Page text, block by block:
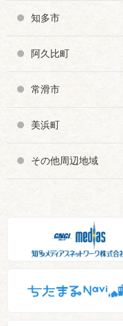
知多市
阿久比町
常滑市
美浜町
その他周辺地域